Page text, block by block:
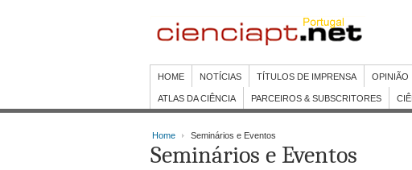
HOME NOTÍCIAS TÍTULOS DE IMPRENSA OPINIÃO
ATLAS DA CIÊNCIA PARCEIROS & SUBSCRITORES
Home Seminários e Eventos
Seminários e Eventos